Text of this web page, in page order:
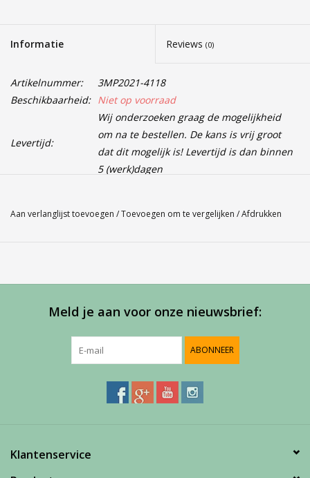
Informatie Reviews (0)
Artikelnummer:
3MP2021-4118
Beschikbaarheid: Niet op voorraad
Levertijd:
Wij onderzoeken graag de mogelijkheid
om na te bestellen. De kans is vrij groot
dat dit mogelijk is! Levertijd is dan binnen
5 (werk)dagen
Gender-Men
Bij Harvest-Tennis bieden wij graag persoonlijk advies voor u
meer informatie of om een afspraak te maken in onze
Aan verlanglijst toevoegen /Toevoegen om te vergelijken /Afdrukken
Meld je aan voor onze nieuwsbrief:
ABONNEER
Klantenservice